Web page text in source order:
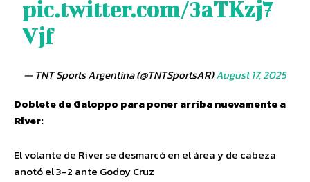
pic.twitter.com/3aTKzj7
Vjf
— TNT Sports Argentina (@TNTSportsAR)August 17, 2025
Doblete de Galoppo para poner arriba nuevamente a
River:
El volante de River se desmarcó en el área y de cabeza
anotó el 3-2 ante Godoy Cruz